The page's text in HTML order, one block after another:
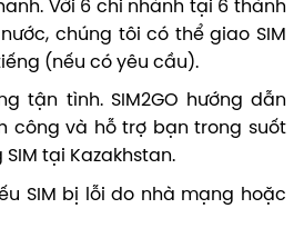
Với 6 chi nhánh tại 6 thành
chúng tôi có thể giao SIM
(nếu có yêu cầu).
tận tình. SIM2GO hướng dẫn
công và hỗ trợ bạn trong suốt
tại Kazakhstan.
SIM bị lỗi do nhà mạng hoặc